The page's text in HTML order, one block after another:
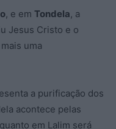
, e em Tondela, a
Jesus Cristo e o
uma
a purificação dos
acontece pelas
em Lalim será